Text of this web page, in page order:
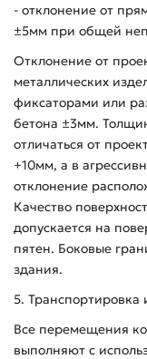
- отклонение от
±5мм при общей
Отклонение от
металлических
фиксаторами или
бетона ±3мм.
отличаться от
+10мм, а в
отклонение
Качество
допускается на
пятен. Боковые
здания.
5. Транспортировка
Все перемещения
выполняют с